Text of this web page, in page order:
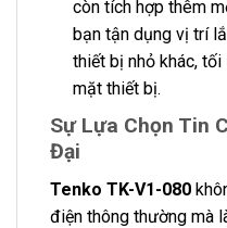
còn tích hợp thêm
bạn tận dụng vị trí
thiết bị nhỏ khác,
mặt thiết bị.
Sự Lựa Chọn Tin
Đại
Tenko TK-V1-080
điện thông thường mà